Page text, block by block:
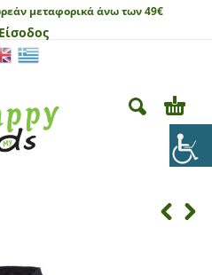
μεταφορικά άνω των 49€
Είσοδος